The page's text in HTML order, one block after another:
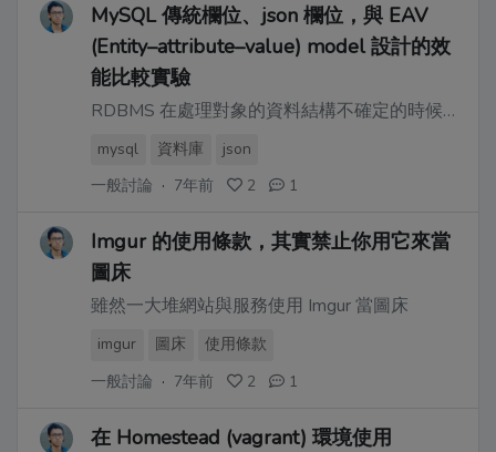
MySQL 傳統欄位、json 欄位，與 EAV
(Entity–attribute–value) model 設計的效
能比較實驗
RDBMS 在處理對象的資料結構不確定的時候 會遇上問題：table schema 開不出來
mysql 資料庫
json
一般討論 · 7年前 2 1
Imgur 的使用條款，其實禁止你用它來當
圖床
雖然一大堆網站與服務使用 Imgur 當圖床
imgur 圖床
使用條款
一般討論 · 7年前 2 1
在 Homestead (vagrant) 環境使用